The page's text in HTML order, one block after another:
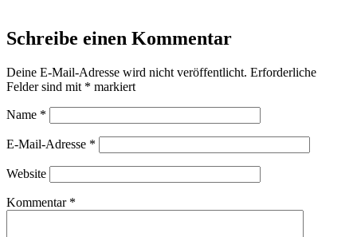
Schreibe einen Kommentar
Deine E-Mail-Adresse wird nicht veröffentlicht. Erforderliche
Felder sind mit * markiert
Name *
E-Mail-Adresse *
Website
Kommentar *